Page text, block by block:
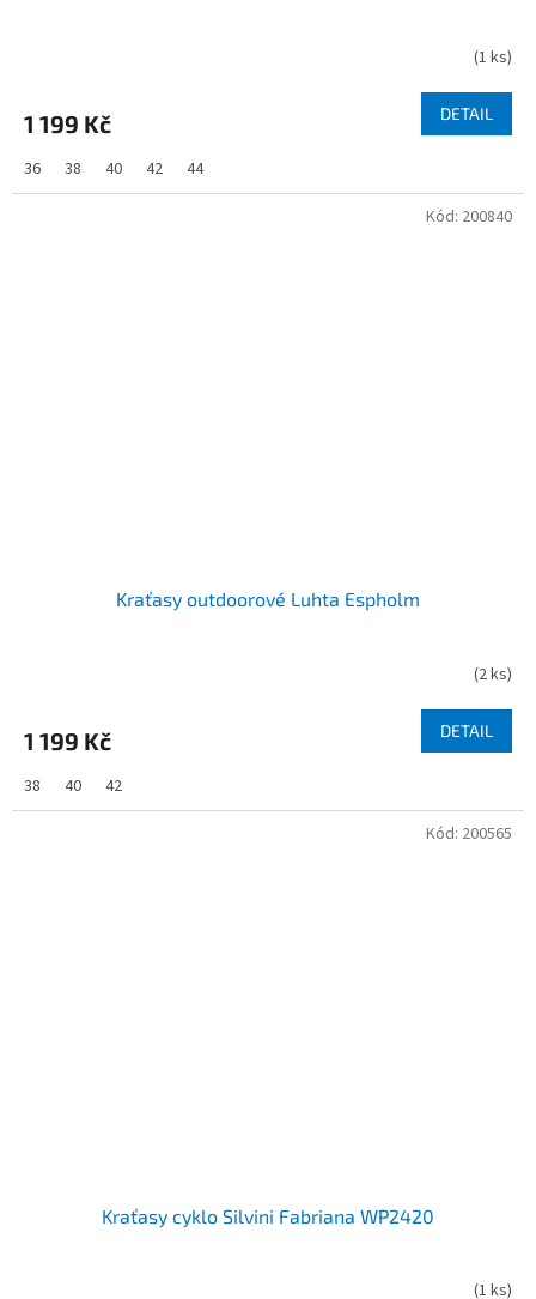
(1 ks)
1 199 Kč DETAIL
36 38 40 42 44
Kraťasy outdoorové Luhta Espholm
(2 ks)
1 199 Kč DETAIL
38 40 42
Kód: 200840
Kraťasy cyklo Silvini Fabriana WP2420
(1 ks)
Kód: 200565